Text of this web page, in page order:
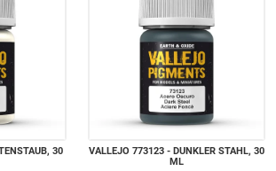
VALLEJO 773123 - DUNKLER STAHL, 30
ML